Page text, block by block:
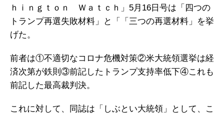
ｈｉｎｇｔｏｎ Ｗａｔｃｈ」5月16日号は「四つの
トランプ再選失敗材料」と「「三つの再選材料」を挙
げた。
前者は①不適切なコロナ危機対策②米大統領選挙は経
済次第が鉄則③前記したトランプ支持率低下④これも
前記した最高裁判決。
これに対して、同誌は「しぶとい大統領」として、こ